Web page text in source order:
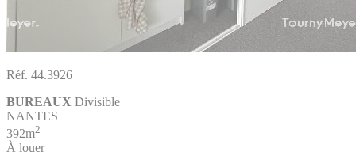
Réf. 44.3926
BUREAUX Divisible
NANTES
392m2
À louer